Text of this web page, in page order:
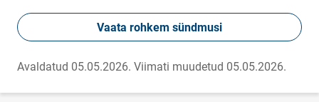
Vaata rohkem sündmusi
Avaldatud 05.05.2026. Viimati muudetud 05.05.2026.